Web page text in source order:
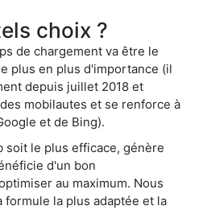
choix ?
de chargement va être le
plus en plus d'importance (il
depuis juillet 2018 et
mobilautes et se renforce à
et de Bing).
soit le plus efficace, génère
d'un bon
au maximum. Nous
la plus adaptée et la